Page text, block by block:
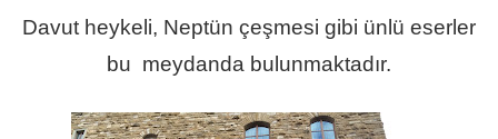
Davut heykeli, Neptün çeşmesi gibi ünlü eserler
bu meydanda bulunmaktadır.